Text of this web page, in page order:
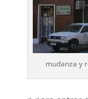
mudanza y